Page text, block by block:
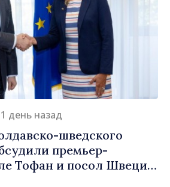
/ 1 день назад
шведского
премьер-